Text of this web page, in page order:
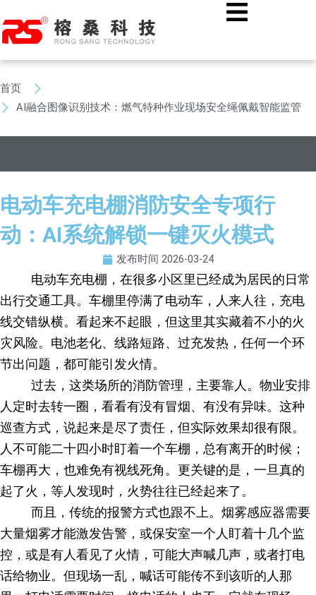
至
内
容
首页
AI融合图像识别技术：燃气特种作业现场安全绳佩戴智能监管
电动车充电棚消防安全专项行
动：AI系统解锁一键灭火模式
发布时间 2026-03-24
电动车充电棚，在很多小区里已经成为居民的日常
出行交通工具。车棚里停满了电动车，人来人往，充电
线交错纵横。看起来不起眼，但这里其实藏着不小的火
灾风险。电池老化、线路短路、过充发热，任何一个环
节出问题，都可能引发火情。
过去，这类场所的消防管理，主要靠人。物业安排
人定时去转一圈，看看有没有冒烟、有没有异味。这种
巡查方式，说起来是尽了责任，但实际效果却很有限。
人不可能二十四小时盯着一个车棚，总有离开的时候；
车棚再大，也难免有视线死角。更关键的是，一旦真的
起了火，等人发现时，火势往往已经起来了。
而且，传统的报警方式也跟不上。烟雾感应器需要
大量烟雾才能激发告警，或保安室一个人盯着十几个监
控，或是有人看见了火情，可能大声喊几声，或者打电
话给物业。但现场一乱，喊话可能传不到该听的人那